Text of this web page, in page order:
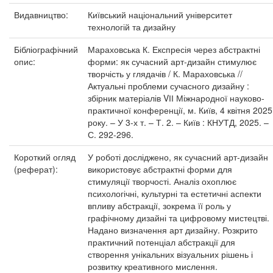
Видавництво:
Київський національний університет
технологій та дизайну
Бібліографічний
опис:
Мараховська К. Експресія через абстрактні
форми: як сучасний арт-дизайн стимулює
творчість у глядачів / К. Мараховська //
Актуальні проблеми сучасного дизайну :
збірник матеріалів VІІ Міжнародної науково-
практичної конференції, м. Київ, 4 квітня 2025
року. – У 3-х т. – Т. 2. – Київ : КНУТД, 2025. –
С. 292-296.
Короткий огляд
(реферат):
У роботі досліджено, як сучасний арт-дизайн
використовує абстрактні форми для
стимуляції творчості. Аналіз охоплює
психологічні, культурні та естетичні аспекти
впливу абстракції, зокрема її роль у
графічному дизайні та цифровому мистецтві.
Надано визначення арт дизайну. Розкрито
практичний потенціал абстракції для
створення унікальних візуальних рішень і
розвитку креативного мислення.